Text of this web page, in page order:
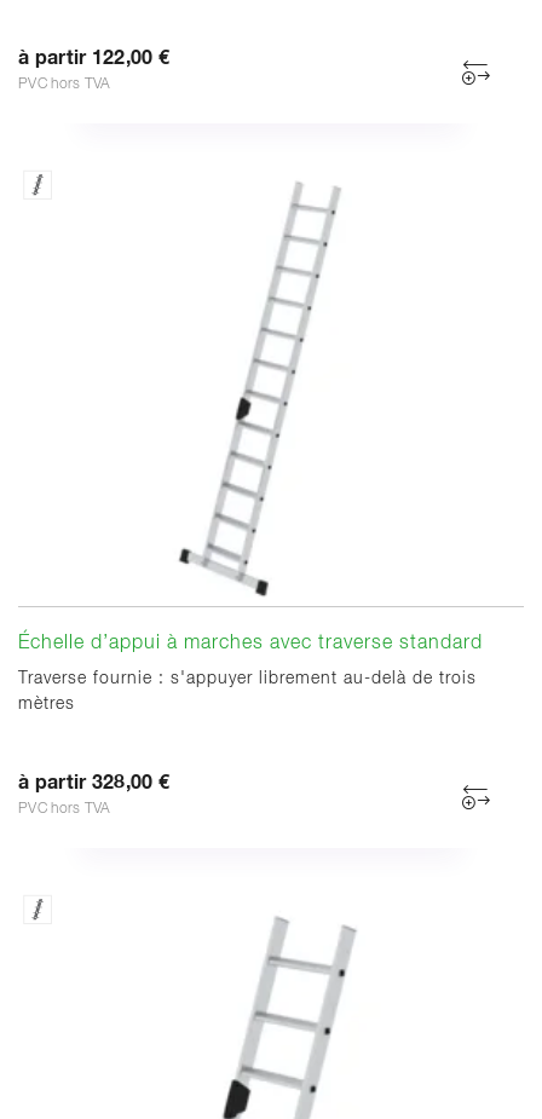
à partir 122,00 €
PVC hors TVA
Échelle d’appui à marches avec traverse standard
Traverse fournie : s'appuyer librement au-delà de trois
mètres
à partir 328,00 €
PVC hors TVA